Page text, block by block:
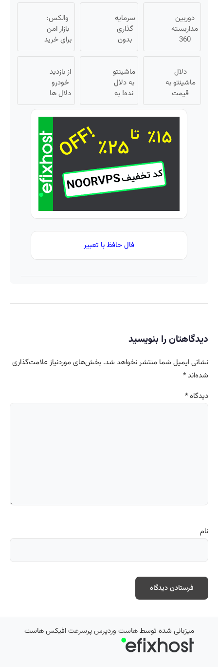
چربی
میسوزونی!
کمسیون
😍
دوربین
مداربسته
360
درجه |
آسان و
راحت
سرمایه
گذاری
بدون
ریسک
38
درصد
سالانه
📈
والکس:
بازار امن
برای خرید
و فروش
دیجیتال
دلال
ماشینتو به
قیمت
نمیخره! بیا
اینجا به
بفروش*فقط
ماشینتو
به دلال
نده! به
مصرف
کننده
بدون
پاسخ
تماس
از بازدید
خودرو
دلال ها
خسته
شدی؟
ماشینت
رو اینجا
ثبت کن
فال حافظ با تعبیر
دیدگاهتان را بنویسید
نشانی ایمیل شما منتشر نخواهد شد. بخش‌های موردنیاز علامت‌گذاری
شده‌اند*
دیدگاه*
نام
میزبانی شده توسطهاست وردپرس پرسرعتافیکس هاست